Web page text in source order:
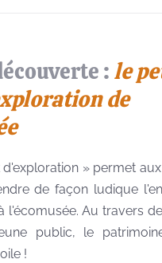
: le
de
» permet
de façon ludique
l'écomusée. Au travers
public, le
!